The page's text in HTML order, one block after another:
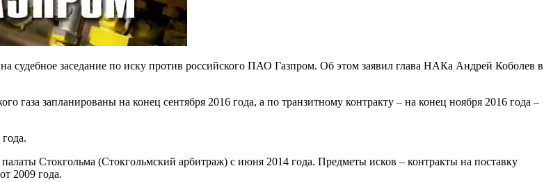
заседание по иску против российского ПАО Газпром. Об этом заявил глава НАКа Андрей Коболев в
газа запланированы на конец сентября 2016 года, а по транзитному контракту – на конец ноября 2016 года –
Стокгольма (Стокгольмский арбитраж) с июня 2014 года. Предметы исков – контракты на поставку
2009 года.